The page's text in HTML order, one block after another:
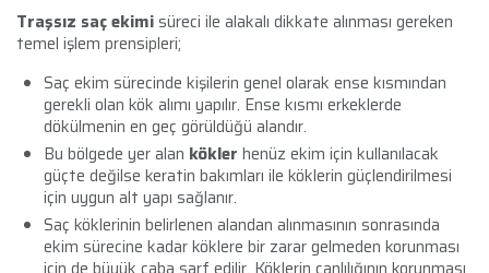
Traşsız saç ekimisüreci ile alakalı dikkate alınması gereken
temel işlem prensipleri;
Saç ekim sürecinde kişilerin genel olarak ense kısmından
gerekli olan kök alımı yapılır. Ense kısmı erkeklerde
dökülmenin en geç görüldüğü alandır.
Bu bölgede yer alan kökler henüz ekim için kullanılacak
güçte değilse keratin bakımları ile köklerin güçlendirilmesi
için uygun alt yapı sağlanır.
Saç köklerinin belirlenen alandan alınmasının sonrasında
ekim sürecine kadar köklere bir zarar gelmeden korunması